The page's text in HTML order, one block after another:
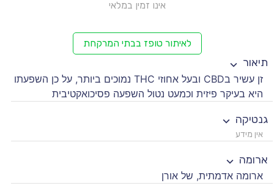
אינו זמין במלאי
לאיתור טופז בבתי המרקחת
תיאור
זן עשיר בCBD ובעל אחוזי THC נמוכים ביותר, על כן השפעתו
היא בעיקר פיזית וכמעט נטול השפעה פסיכואקטיבית
גנטיקה
אין מידע
ארומה
ארומה אדמתית, של אורן